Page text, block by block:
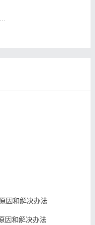
因和解决办法
因和解决办法